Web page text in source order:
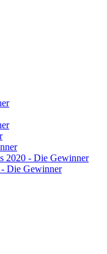
2020 - Die Gewinner
- Die Gewinner